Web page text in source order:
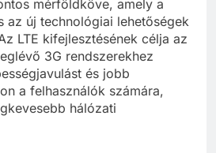
mérföldköve, amely a
az új technológiai lehetőségek
LTE kifejlesztésének célja az
3G rendszerekhez
és jobb
a felhasználók számára,
hálózati